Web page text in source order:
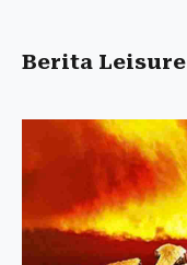
Berita Leisure